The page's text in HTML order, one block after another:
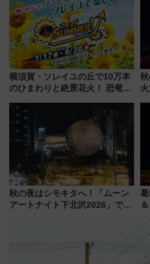
情報まとめ
横須賀・ソレイユの丘で10万本
のひまわりと絶景花火！ 恐竜や
帰りお出かけ最新情報（2026年
7月17日～開催）
秋の夜はシモキタへ！「ムーン
アートナイト下北沢2026」でイ